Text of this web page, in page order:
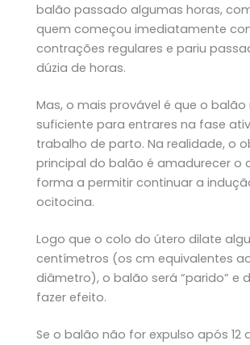
balão passado algumas horas,
quem começou imediatamente
contrações regulares e pariu
dúzia de horas.
Mas, o mais provável é que o balão
suficiente para entrares na fase
trabalho de parto. Na realidade, o
principal do balão é amadurecer o
forma a permitir continuar a
ocitocina.
Logo que o colo do útero dilate
centímetros (os cm equivalentes
diâmetro), o balão será “parido” e
fazer efeito.
Se o balão não for expulso após 12